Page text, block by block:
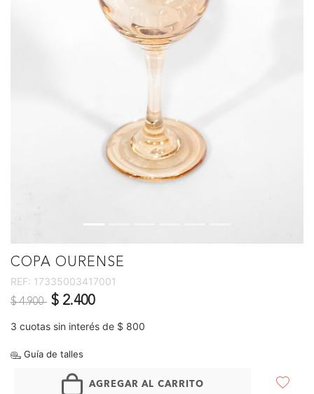
COPA OURENSE
REF: 17335003417001
Precio reducido de
$ 4.900 a$ 2.400
3 cuotas sin interés de $ 800
Guía de talles
AGREGAR AL CARRITO